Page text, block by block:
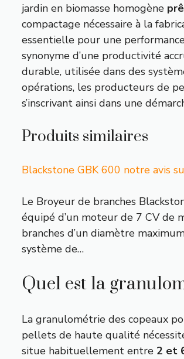
jardin en biomasse homogène
compactage nécessaire à la
essentielle pour une
synonyme d’une productivité
durable, utilisée dans des
opérations, les producteurs de
s’inscrivant ainsi dans une
Produits similaires
Blackstone GBK 600 notre avis
Le Broyeur de branches
équipé d’un moteur de 7 CV de
branches d’un diamètre
système de…
Quel est la
La granulométrie des copeaux
pellets de haute qualité
situe habituellement entre 2 et